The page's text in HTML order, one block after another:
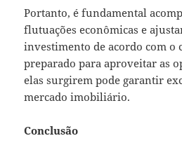
Portanto, é fundamental
flutuações econômicas e
investimento de acordo com o
preparado para aproveitar as
elas surgirem pode garantir
mercado imobiliário.
Conclusão